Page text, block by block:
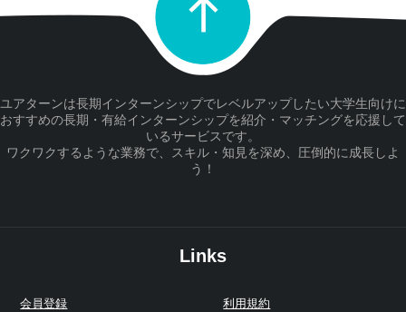
ユアターンは長期インターンシップでレベルアップしたい大学生向けに
おすすめの長期・有給インターンシップを紹介・マッチングを応援して
いるサービスです。
ワクワクするような業務で、スキル・知見を深め、圧倒的に成長しよ
う！
Links
会員登録 利用規約